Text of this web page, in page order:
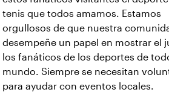
tenis que todos amamos. Estamos
orgullosos de que nuestra
desempeñe un papel en mostrar el
los fanáticos de los deportes de
mundo. Siempre se necesitan
para ayudar con eventos locales.